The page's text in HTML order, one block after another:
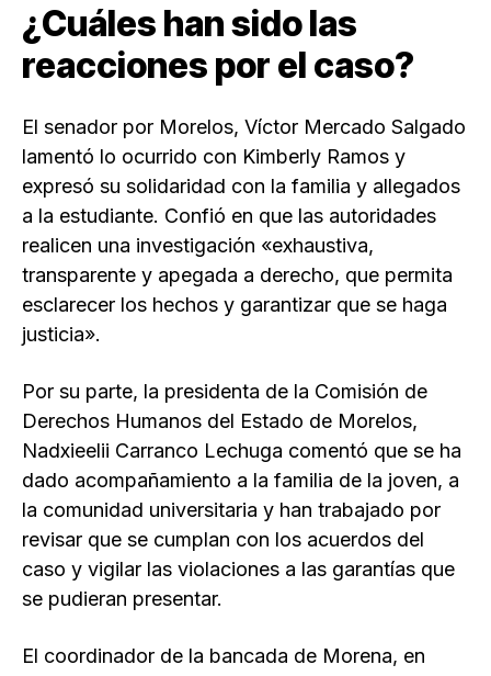
¿Cuáles han sido las
reacciones por el caso?
El senador por Morelos, Víctor Mercado Salgado
lamentó lo ocurrido con Kimberly Ramos y
expresó su solidaridad con la familia y allegados
a la estudiante. Confió en que las autoridades
realicen una investigación «exhaustiva,
transparente y apegada a derecho, que permita
esclarecer los hechos y garantizar que se haga
justicia».
Por su parte, la presidenta de la Comisión de
Derechos Humanos del Estado de Morelos,
Nadxieelii Carranco Lechuga comentó que se ha
dado acompañamiento a la familia de la joven, a
la comunidad universitaria y han trabajado por
revisar que se cumplan con los acuerdos del
caso y vigilar las violaciones a las garantías que
se pudieran presentar.
El coordinador de la bancada de Morena, en